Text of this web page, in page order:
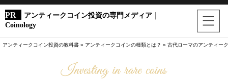
アンティークコイン投資の専門メディア｜
Coinology
アンティークコイン投資の教科書 » アンティークコインの種類とは？ » 古代ローマのアンティー